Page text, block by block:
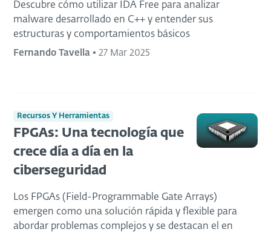
Descubre cómo utilizar IDA Free para analizar
malware desarrollado en C++ y entender sus
estructuras y comportamientos básicos
Fernando Tavella • 27 Mar 2025
Recursos Y Herramientas
FPGAs: Una tecnología que
crece día a día en la
ciberseguridad
Los FPGAs (Field-Programmable Gate Arrays)
emergen como una solución rápida y flexible para
abordar problemas complejos y se destacan el en